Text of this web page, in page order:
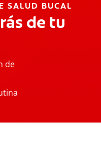
SALUD BUCAL
de tu
de